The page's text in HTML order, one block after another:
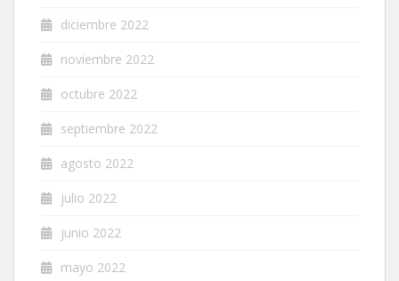
diciembre 2022
noviembre 2022
octubre 2022
septiembre 2022
agosto 2022
julio 2022
junio 2022
mayo 2022